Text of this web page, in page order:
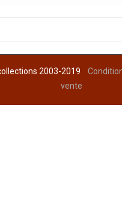
2003-2019
vente